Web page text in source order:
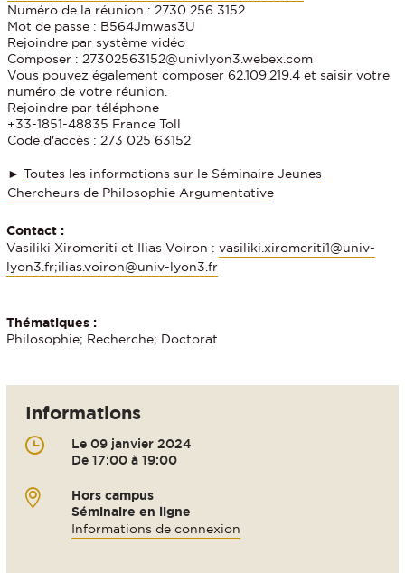
Numéro de la réunion : 2730 256 3152
Mot de passe : B564Jmwas3U
Rejoindre par système vidéo
Composer : 27302563152@univlyon3.webex.com
Vous pouvez également composer 62.109.219.4 et saisir votre
numéro de votre réunion.
Rejoindre par téléphone
+33-1851-48835 France Toll
Code d'accès : 273 025 63152
►Toutes les informations sur le Séminaire Jeunes
Chercheurs de Philosophie Argumentative
Contact :
Vasiliki Xiromeriti et Ilias Voiron : vasiliki.xiromeriti1@univ-
lyon3.fr;ilias.voiron@univ-lyon3.fr
Thématiques :
Philosophie; Recherche; Doctorat
Informations
Le 09 janvier 2024
De 17:00 à 19:00
Hors campus
Séminaire en ligne
Informations de connexion